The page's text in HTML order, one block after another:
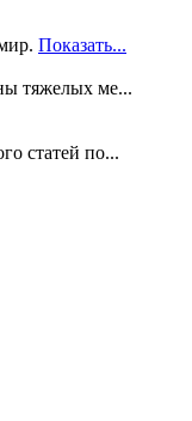
Показать...
тяжелых ме...
статей по...